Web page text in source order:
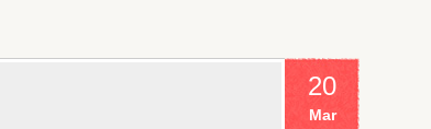
20
Mar